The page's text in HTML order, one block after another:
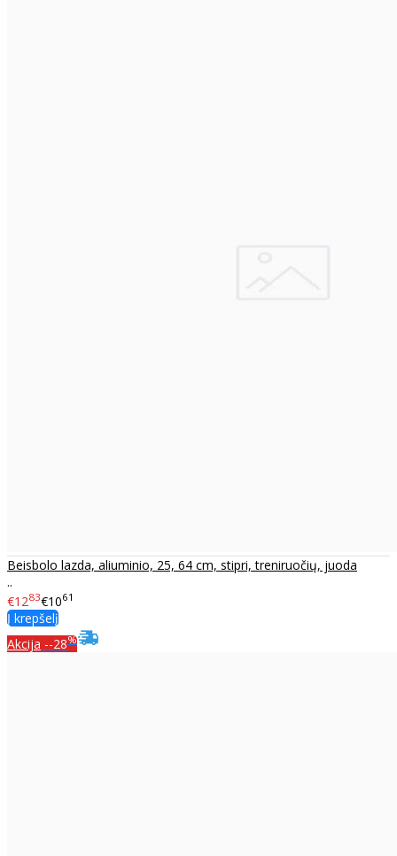
Beisbolo lazda, aliuminio, 25, 64 cm, stipri, treniruočių, juoda
..
€1283€1061
Į krepšelį
Akcija --28%